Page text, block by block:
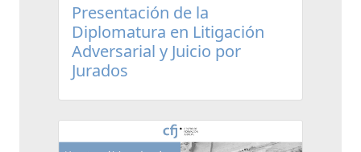
Presentación de la
Diplomatura en Litigación
Adversarial y Juicio por
Jurados